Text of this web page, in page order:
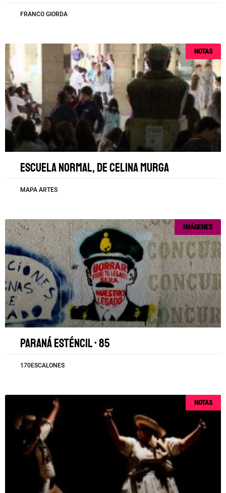
FRANCO GIORDA
NOTAS
Escuela Normal, de Celina Murga
MAPA ARTES
IMÁGENES
Paraná esténcil • 85
170ESCALONES
NOTAS